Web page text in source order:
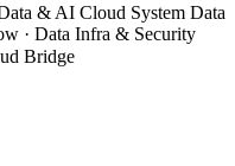
& AI Cloud System Data
· Data Infra & Security
Bridge